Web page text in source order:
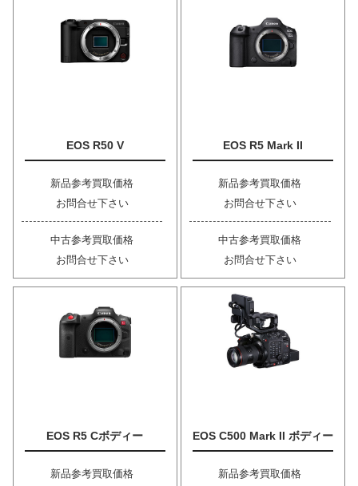
EOS R50 V
新品参考買取価格
お問合せ下さい
中古参考買取価格
お問合せ下さい
EOS R5 Mark II
新品参考買取価格
お問合せ下さい
中古参考買取価格
お問合せ下さい
EOS R5 Cボディー
新品参考買取価格
EOS C500 Mark II ボディー
新品参考買取価格